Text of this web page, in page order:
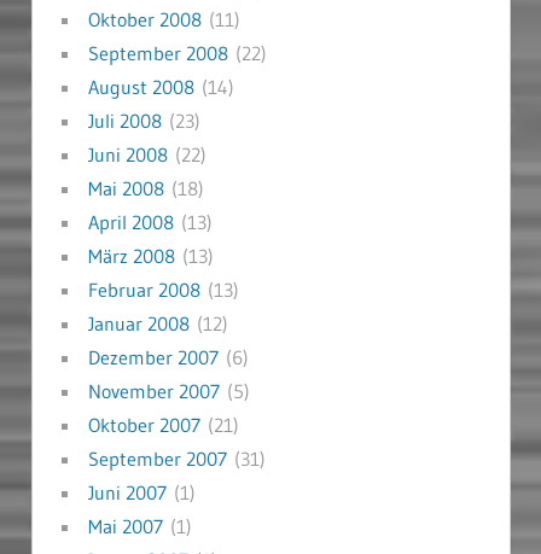
Oktober 2008(11)
September 2008(22)
August 2008(14)
Juli 2008(23)
Juni 2008(22)
Mai 2008(18)
April 2008(13)
März 2008(13)
Februar 2008(13)
Januar 2008(12)
Dezember 2007(6)
November 2007(5)
Oktober 2007(21)
September 2007(31)
Juni 2007(1)
Mai 2007(1)